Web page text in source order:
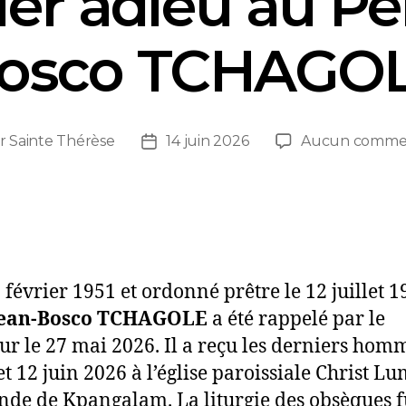
Sainte Thérèse 14 juin 2026 Aucun
février 1951 et ordonné prêtre le 12 juillet
Bosco TCHAGOLE a été rappelé par le
le 27 mai 2026. Il a reçu les derniers
12 juin 2026 à l’église paroissiale Christ
de Kpangalam. La liturgie des obsèques